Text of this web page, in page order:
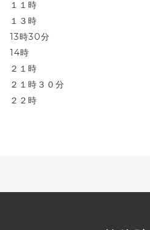
１１時
１３時
13時30分
14時
２１時
２１時３０分
２２時